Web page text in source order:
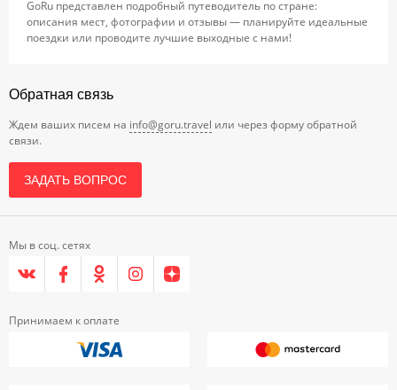
GoRu представлен подробный путеводитель по стране:
описания мест, фотографии и отзывы — планируйте идеальные
поездки или проводите лучшие выходные с нами!
Обратная связь
Ждем ваших писем на info@goru.travel или через форму обратной
связи.
ЗАДАТЬ ВОПРОС
Мы в соц. сетях
Принимаем к оплате